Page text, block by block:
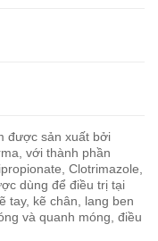
được sản xuất bởi
với thành phần
Clotrimazole,
dùng để điều trị tại
tay, kẽ chân, lang ben
và quanh móng, điều